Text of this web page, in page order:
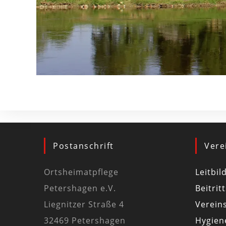
Postanschrift
Ortsheimatpflege
Petershagen e.V.
Liegnitzer Straße 4
32469 Petershagen